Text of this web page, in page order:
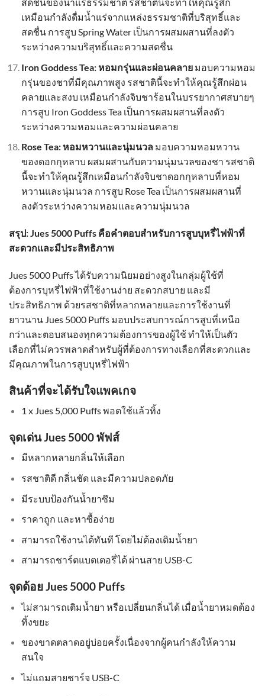
เหมือนกำลังดื่มน้ำแร่จากแหล่งธรรมชาติที่บริสุทธิ์และ
สดชื่น การสูบ Spring Water เป็นการผสมผสานที่ลงตัว
ระหว่างความบริสุทธิ์และความสดชื่น
Iron Goddess Tea: หอมกรุ่นและผ่อนคลายมอบความหอม
กรุ่นของชาที่มีคุณภาพสูง รสชาตินี้จะทำให้คุณรู้สึกผ่อน
คลายและสงบ เหมือนกำลังจิบชาร้อนในบรรยากาศสบายๆ
การสูบ Iron Goddess Tea เป็นการผสมผสานที่ลงตัว
ระหว่างความหอมและความผ่อนคลาย
Rose Tea: หอมหวานและนุ่มนวลมอบความหอมหวาน
ของดอกกุหลาบ ผสมผสานกับความนุ่มนวลของชา รสชาติ
นี้จะทำให้คุณรู้สึกเหมือนกำลังจิบชาดอกกุหลาบที่หอม
หวานและนุ่มนวล การสูบ Rose Tea เป็นการผสมผสานที่
ลงตัวระหว่างความหอมและความนุ่มนวล
สรุป: Jues 5000 Puffs คือคำตอบสำหรับการสูบบุหรี่ไฟฟ้าที่
สะดวกและมีประสิทธิภาพ
Jues 5000 Puffs ได้รับความนิยมอย่างสูงในกลุ่มผู้ใช้ที่
ต้องการบุหรี่ไฟฟ้าที่ใช้งานง่าย สะดวกสบาย และมี
ประสิทธิภาพ ด้วยรสชาติที่หลากหลายและการใช้งานที่
ยาวนาน Jues 5000 Puffs มอบประสบการณ์การสูบที่เหนือ
กว่าและตอบสนองทุกความต้องการของผู้ใช้ ทำให้เป็นตัว
เลือกที่ไม่ควรพลาดสำหรับผู้ที่ต้องการทางเลือกที่สะดวกและ
มีคุณภาพในการสูบบุหรี่ไฟฟ้า
สินค้าที่จะได้รับใจแพคเกจ
1 x Jues 5,000 Puffs พอตใช้แล้วทิ้ง
จุดเด่น Jues 5000 พัฟส์
มีหลากหลายกลิ่นให้เลือก
รสชาติดี กลิ่นชัด และมีความปลอดภัย
มีระบบป้องกันน้ำยาซึม
ราคาถูก และหาซื้อง่าย
สามารถใช้งานได้ทันที โดยไม่ต้องเติมน้ำยา
สามารถชาร์ตแบตเตอรี่ได้ ผ่านสาย USB-C
จุดด้อย Jues 5000 Puffs
ไม่สามารถเติมน้ำยา หรือเปลี่ยนกลิ่นได้ เมื่อน้ำยาหมดต้อง
ทิ้งขยะ
ของขาดตลาดอยู่บ่อยครั้งเนื่องจากผู้คนกำลังให้ความ
สนใจ
ไม่แถมสายชาร์จ USB-C